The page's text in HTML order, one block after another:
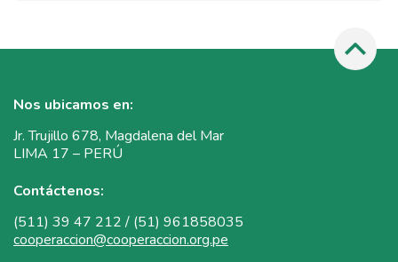
Nos ubicamos en:
Jr. Trujillo 678, Magdalena del Mar
LIMA 17 – PERÚ
Contáctenos:
(511) 39 47 212 / (51) 961858035
cooperaccion@cooperaccion.org.pe